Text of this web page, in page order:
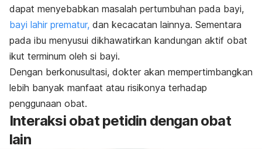
dapat menyebabkan masalah pertumbuhan pada bayi,
bayi lahir prematur, dan kecacatan lainnya. Sementara
pada ibu menyusui dikhawatirkan kandungan aktif obat
ikut terminum oleh si bayi.
Dengan berkonusultasi, dokter akan mempertimbangkan
lebih banyak manfaat atau risikonya terhadap
penggunaan obat.
Interaksi obat petidin dengan obat
lain